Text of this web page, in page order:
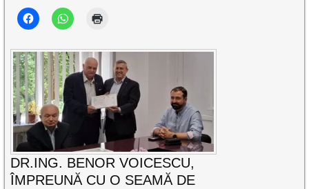
DR.ING. BENOR VOICESCU,
ÎMPREUNĂ CU O SEAMĂ DE